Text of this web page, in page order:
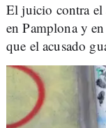
El juicio contra el
en Pamplona y
que el acusado